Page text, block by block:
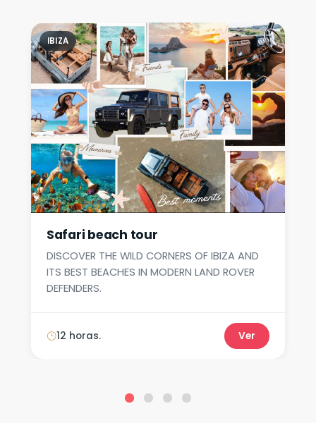
IBIZA
Safari beach tour
DISCOVER THE WILD CORNERS OF IBIZA AND
ITS BEST BEACHES IN MODERN LAND ROVER
DEFENDERS.
12 horas. Ver